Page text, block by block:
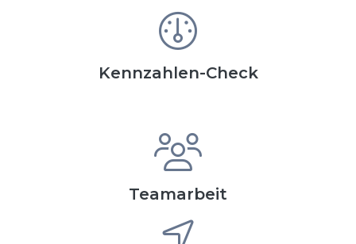
Kennzahlen-Check
Teamarbeit